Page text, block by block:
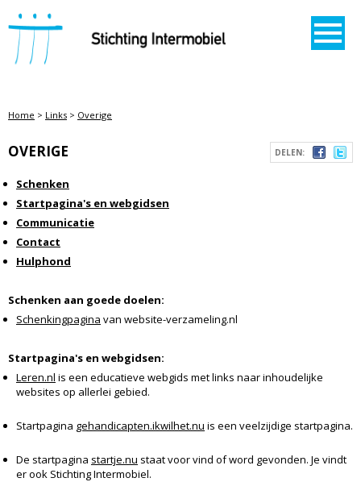
STICHTING INTERMOBIEL
Home > Links > Overige
DELEN:
OVERIGE
Schenken
Startpagina's en webgidsen
Communicatie
Contact
Hulphond
Schenken aan goede doelen:
Schenkingpagina van website-verzameling.nl
Startpagina's en webgidsen:
Leren.nl is een educatieve webgids met links naar inhoudelijke
websites op allerlei gebied.
Startpagina gehandicapten.ikwilhet.nu is een veelzijdige startpagina.
De startpagina startje.nu staat voor vind of word gevonden. Je vindt
er ook Stichting Intermobiel.